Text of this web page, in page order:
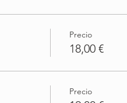
Precio
18,00 €
Precio